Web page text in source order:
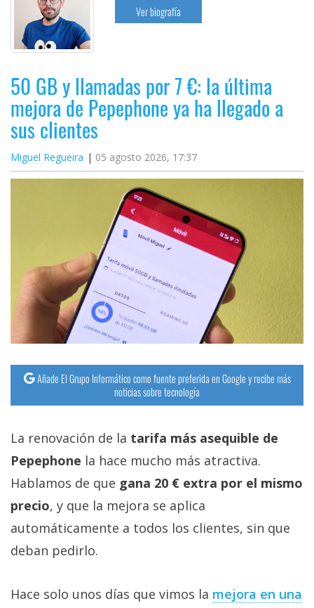
Ver biografía
50 GB y llamadas por 7 €: la última
mejora de Pepephone ya ha llegado a
sus clientes
Miguel Regueira 05 agosto 2026, 17:37
Añade El Grupo Informático como fuente preferida en Google y recibe más
noticias sobre tecnología
La renovación de la tarifa más asequible de
Pepephone la hace mucho más atractiva.
Hablamos de que gana 20 € extra por el mismo
precio, y que la mejora se aplica
automáticamente a todos los clientes, sin que
deban pedirlo.
Hace solo unos días que vimos la mejora en una